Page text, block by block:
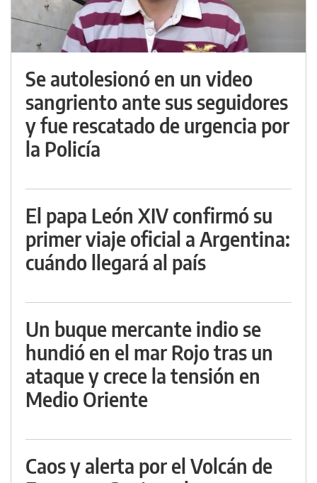
Se autolesionó en un video
sangriento ante sus seguidores
y fue rescatado de urgencia por
la Policía
El papa León XIV confirmó su
primer viaje oficial a Argentina:
cuándo llegará al país
Un buque mercante indio se
hundió en el mar Rojo tras un
ataque y crece la tensión en
Medio Oriente
Caos y alerta por el Volcán de